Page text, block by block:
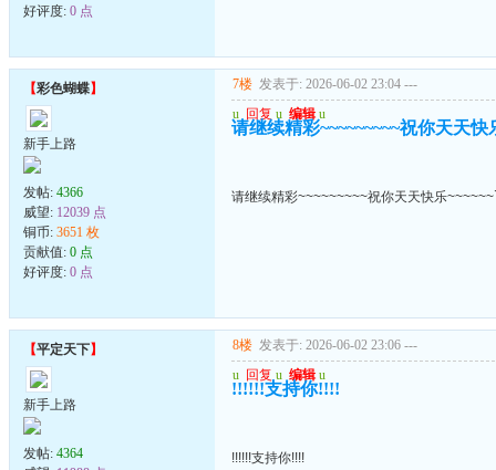
好评度: 0 点
【彩色蝴蝶】
新手上路
发帖: 4366
威望: 12039 点
铜币: 3651 枚
贡献值: 0 点
好评度: 0 点
7楼 发表于: 2026-06-02 23:04 ---
u 回复 u 编辑 u
请继续精彩~~~~~~~~~祝你天天快
请继续精彩~~~~~~~~~祝你天天快乐
【平定天下】
新手上路
发帖: 4364
8楼 发表于: 2026-06-02 23:06 ---
u 回复 u 编辑 u
!!!!!!支持你!!!!
!!!!!!支持你!!!!